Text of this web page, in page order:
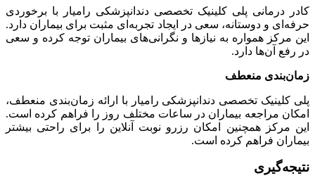
کادر درمانی پلی کلینیک تخصصی دندانپزشکی رامیار با برخوردی
حرفه‌ای و دوستانه، سعی در ایجاد تجربه‌ای مثبت برای بیماران دارد.
این مرکز همواره به نیازها و نگرانی‌های بیماران توجه کرده و سعی
در رفع آن‌ها دارد.
زمان‌بندی منعطف
پلی کلینیک تخصصی دندانپزشکی رامیار با ارائه زمان‌بندی منعطف،
امکان مراجعه بیماران در ساعات مختلف روز را فراهم کرده است.
این مرکز همچنین امکان رزرو نوبت آنلاین را برای راحتی بیشتر
بیماران فراهم کرده است.
نتیجه‌گیری